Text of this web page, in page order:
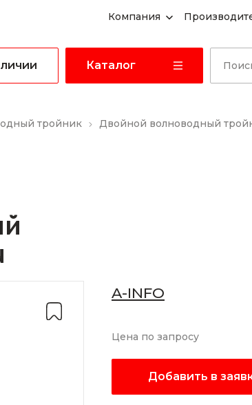
Компания
Каталог
тройник
Двойной волноводный
A-INFO
Цена по запросу
Добавить в